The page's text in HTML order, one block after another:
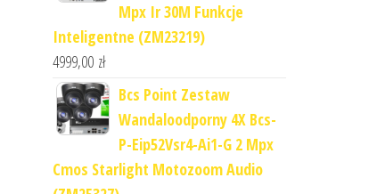
Mpx Ir 30M Funkcje
Inteligentne (ZM23219)
4999,00 zł
Bcs Point Zestaw
Wandaloodporny 4X Bcs-
P-Eip52Vsr4-Ai1-G 2 Mpx
Cmos Starlight Motozoom Audio